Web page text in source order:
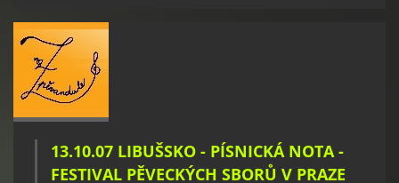
13.10.07 LIBUŠSKO - PÍSNICKÁ NOTA -
FESTIVAL PĚVECKÝCH SBORŮ V PRAZE